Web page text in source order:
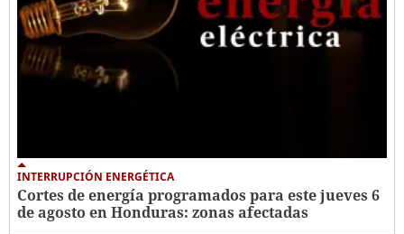
INTERRUPCIÓN ENERGÉTICA
Cortes de energía programados para este jueves 6
de agosto en Honduras: zonas afectadas